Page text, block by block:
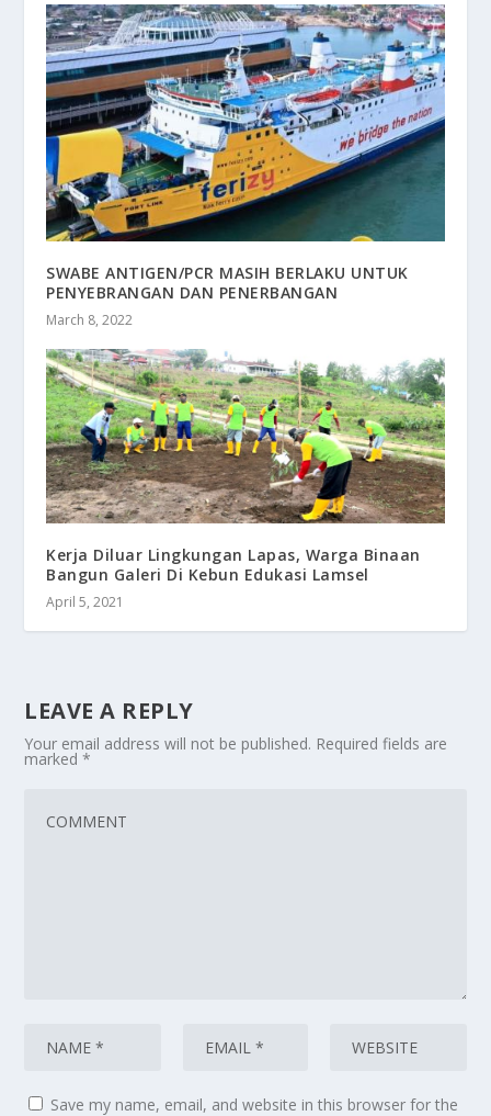
SWABE ANTIGEN/PCR MASIH BERLAKU UNTUK
PENYEBRANGAN DAN PENERBANGAN
March 8, 2022
Kerja Diluar Lingkungan Lapas, Warga Binaan
Bangun Galeri Di Kebun Edukasi Lamsel
April 5, 2021
LEAVE A REPLY
Your email address will not be published. Required fields are
marked*
Save my name, email, and website in this browser for the